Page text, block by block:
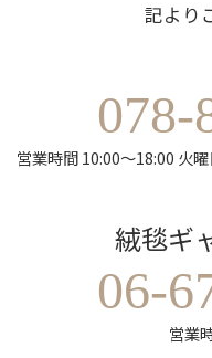
記より
078-
営業時間 10:00～18:00 火
絨毯ギ
06-
営業